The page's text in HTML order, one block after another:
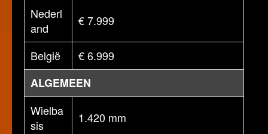
Nederl
and
€ 7.999
België
€ 6.999
ALGEMEEN
Wielba
sis
1.420 mm